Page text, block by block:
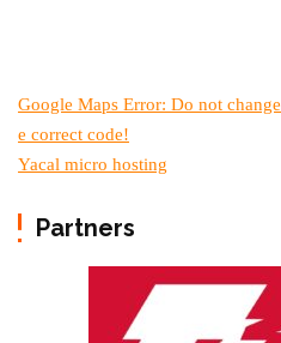
Google Maps Error: Do not
e correct code!
Yacal micro hosting
Partners